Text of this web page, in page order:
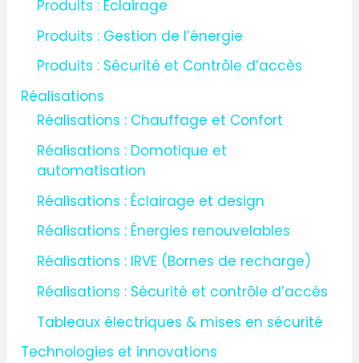
Produits : Éclairage
Produits : Gestion de l’énergie
Produits : Sécurité et Contrôle d’accès
Réalisations
Réalisations : Chauffage et Confort
Réalisations : Domotique et
automatisation
Réalisations : Éclairage et design
Réalisations : Énergies renouvelables
Réalisations : IRVE (Bornes de recharge)
Réalisations : Sécurité et contrôle d’accès
Tableaux électriques & mises en sécurité
Technologies et innovations